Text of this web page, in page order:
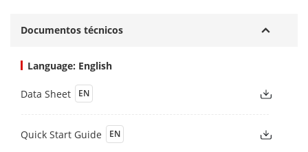
Documentos técnicos
Language: English
Data Sheet EN
Quick Start Guide EN